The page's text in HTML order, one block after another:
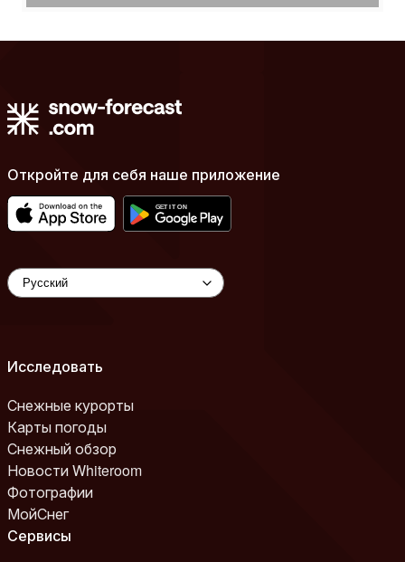
Откройте для себя наше приложение
Исследовать
Снежные курорты
Карты погоды
Снежный обзор
Новости Whiteroom
Фотографии
МойСнег
Сервисы